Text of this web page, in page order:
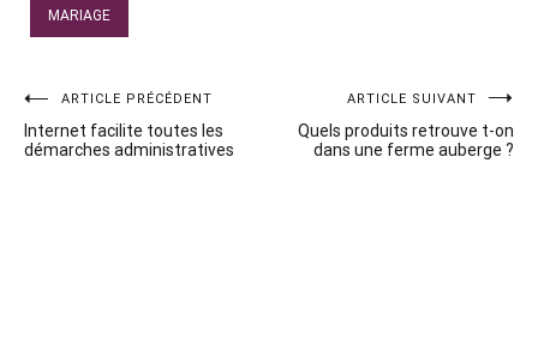
MARIAGE
Navigation
de
ARTICLE PRÉCÉDENT
Internet facilite toutes les
démarches administratives
ARTICLE SUIVANT
Quels produits retrouve t-on
dans une ferme auberge ?